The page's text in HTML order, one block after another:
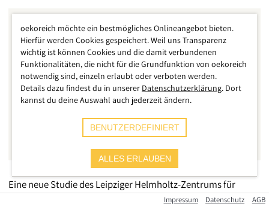
Eine neue Studie des Leipziger Helmholtz-Zentrums für
Umweltforschung fördert erschreckende Erkenntnisse über
Impressum Datenschutz AGB
oekoreich möchte ein bestmögliches Onlineangebot bieten.
Hierfür werden Cookies gespeichert. Weil uns Transparenz
wichtig ist können Cookies und die damit verbundenen
Funktionalitäten, die nicht für die Grundfunktion von oekoreich
notwendig sind, einzeln erlaubt oder verboten werden.
Details dazu findest du in unserer Datenschutzerklärung. Dort
kannst du deine Auswahl auch jederzeit ändern.
BENUTZERDEFINIERT
ALLES ERLAUBEN